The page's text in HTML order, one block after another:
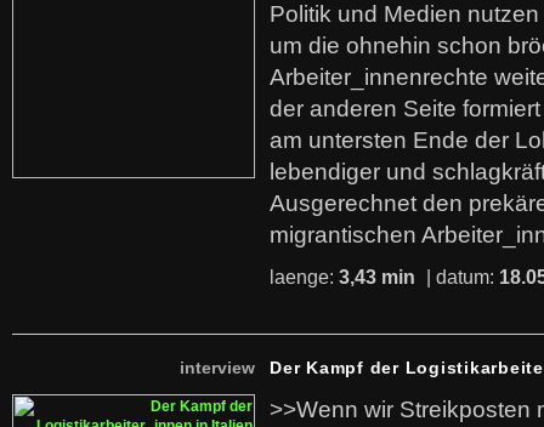
Politik und Medien
um die ohnehin schon
Arbeiter_innenrechte
der anderen Seite
am untersten Ende der
lebendiger und
Ausgerechnet den
migrantischen
laenge: 3,43 min | datum:
interview Der Kampf der
>>Wenn wir Streikposten